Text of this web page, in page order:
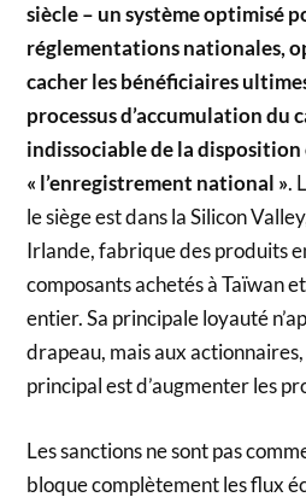
siècle – un système optimisé
réglementations nationales,
cacher les bénéficiaires
processus d’accumulation du
indissociable de la
« l’enregistrement national ».
le siège est dans la Silicon
Irlande, fabrique des produits
composants achetés à Taïwan
entier. Sa principale loyauté
drapeau, mais aux
principal est d’augmenter les
Les sanctions ne sont pas
bloque complètement les flux